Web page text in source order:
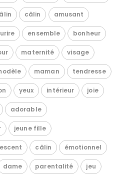
câlin amusant
ensemble bonheur
maternité visage
maman tendresse
yeux intérieur joie
adorable
jeune fille
câlin émotionnel
dame parentalité jeu